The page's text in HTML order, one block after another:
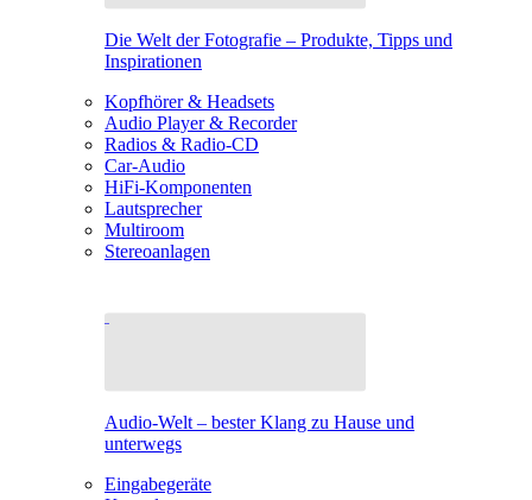
Die Welt der Fotografie – Produkte, Tipps und
Inspirationen
Kopfhörer & Headsets
Audio Player & Recorder
Radios & Radio-CD
Car-Audio
HiFi-Komponenten
Lautsprecher
Multiroom
Stereoanlagen
Audio-Welt – bester Klang zu Hause und
unterwegs
Eingabegeräte